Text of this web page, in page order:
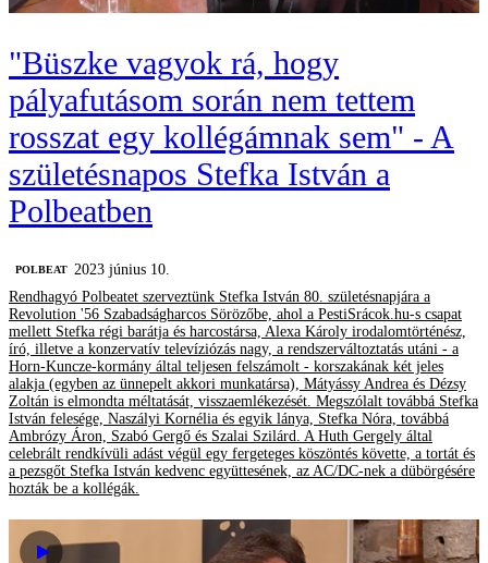
"Büszke vagyok rá, hogy
pályafutásom során nem tettem
rosszat egy kollégámnak sem" - A
születésnapos Stefka István a
Polbeatben
‎POLBEAT 2023 június 10.
Rendhagyó Polbeatet szerveztünk Stefka István 80. születésnapjára a
Revolution '56 Szabadságharcos Sörözőbe, ahol a PestiSrácok.hu-s csapat
mellett Stefka régi barátja és harcostársa, Alexa Károly irodalomtörténész,
író, illetve a konzervatív televíziózás nagy, a rendszerváltoztatás utáni - a
Horn-Kuncze-kormány által teljesen felszámolt - korszakának két jeles
alakja (egyben az ünnepelt akkori munkatársa), Mátyássy Andrea és Dézsy
Zoltán is elmondta méltatását, visszaemlékezését. Megszólalt továbbá Stefka
István felesége, Naszályi Kornélia és egyik lánya, Stefka Nóra, továbbá
Ambrózy Áron, Szabó Gergő és Szalai Szilárd. A Huth Gergely által
celebrált rendkívüli adást végül egy fergeteges köszöntés követte, a tortát és
a pezsgőt Stefka István kedvenc együttesének, az AC/DC-nek a dübörgésére
hozták be a kollégák.